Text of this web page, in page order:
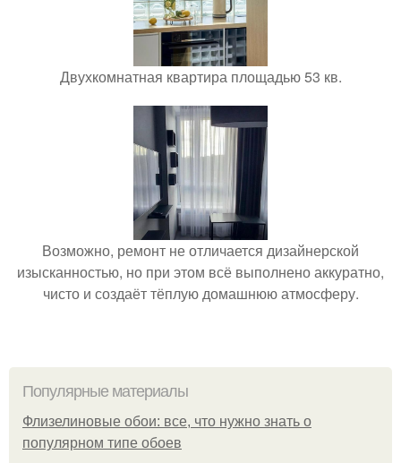
Двухкомнатная квартира площадью 53 кв.
Возможно, ремонт не отличается дизайнерской
изысканностью, но при этом всё выполнено аккуратно,
чисто и создаёт тёплую домашнюю атмосферу.
Популярные материалы
Флизелиновые обои: все, что нужно знать о
популярном типе обоев